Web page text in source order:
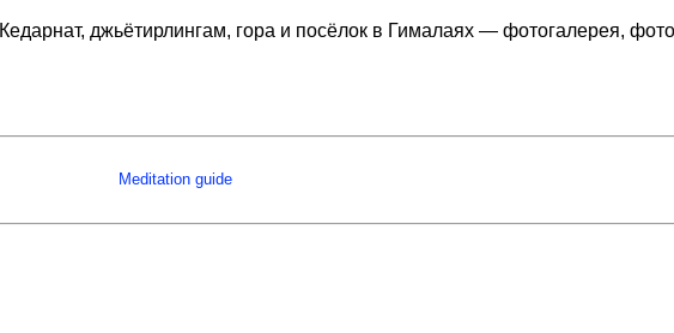
Кедарнат, джьётирлингам, гора и посёлок в Гималаях — фотогалерея,
Meditation guide